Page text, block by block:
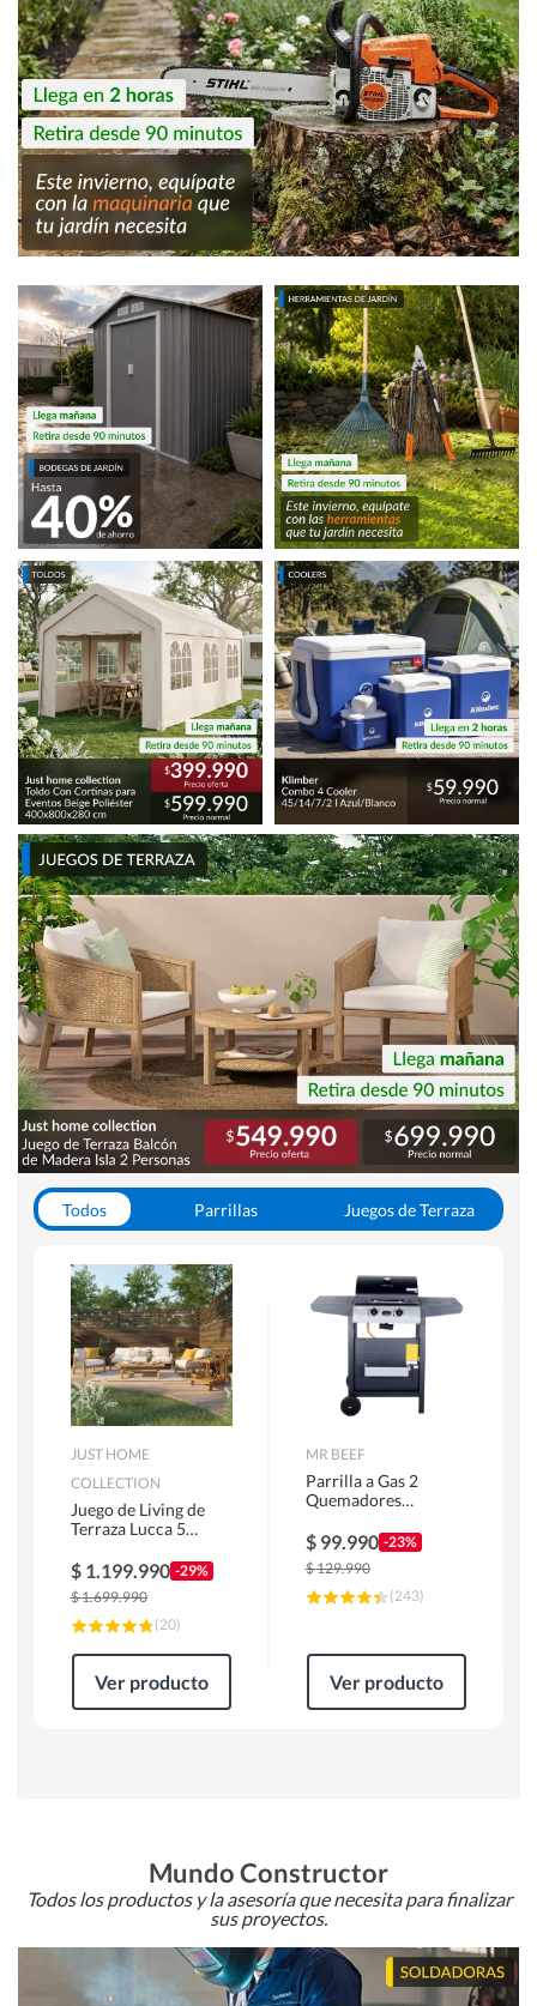
Todos Parrillas
Juegos de Terraza
JUST HOME
COLLECTION
Juego de Living de
Terraza Lucca 5
$ 1.199.990 -29%
$1.699.990
(20)
Ver producto
MR BEEF
Parrilla a Gas 2
Quemadores
$ 99.990 -23%
$129.990
(243)
Ver producto
Mundo Constructor
Todos los productos y la asesoría que necesita para finalizar
sus proyectos.